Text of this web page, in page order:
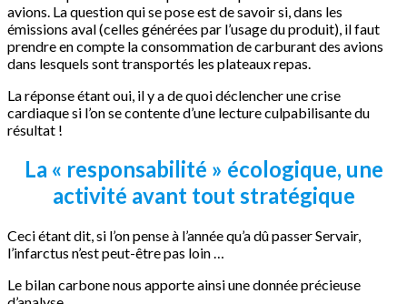
avions. La question qui se pose est de savoir si, dans les
émissions aval (celles générées par l’usage du produit), il faut
prendre en compte la consommation de carburant des avions
dans lesquels sont transportés les plateaux repas.
La réponse étant oui, il y a de quoi déclencher une crise
cardiaque si l’on se contente d’une lecture culpabilisante du
résultat !
La « responsabilité » écologique, une
activité avant tout stratégique
Ceci étant dit, si l’on pense à l’année qu’a dû passer Servair,
l’infarctus n’est peut-être pas loin …
Le bilan carbone nous apporte ainsi une donnée précieuse